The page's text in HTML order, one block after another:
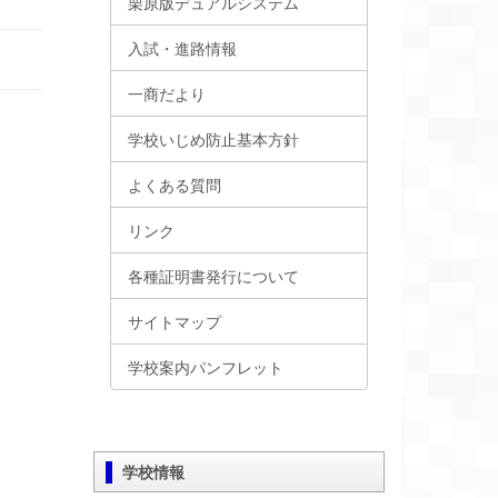
入試・進路情報
一商だより
学校いじめ防止基本方針
よくある質問
リンク
各種証明書発行について
サイトマップ
学校案内パンフレット
学校情報